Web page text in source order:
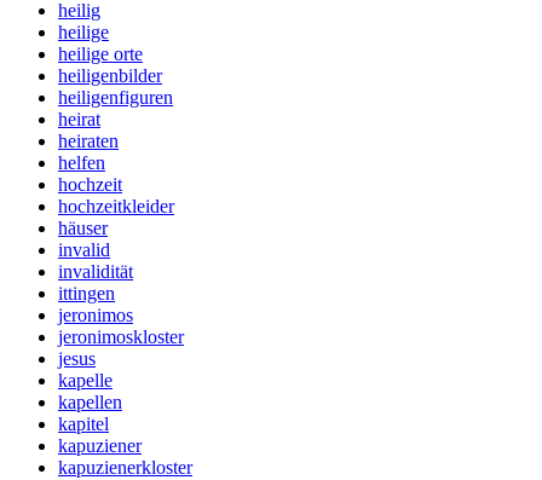
heilig
heilige
heilige orte
heiligenbilder
heiligenfiguren
heirat
heiraten
helfen
hochzeit
hochzeitkleider
häuser
invalid
invalidität
ittingen
jeronimos
jeronimoskloster
jesus
kapelle
kapellen
kapitel
kapuziener
kapuzienerkloster